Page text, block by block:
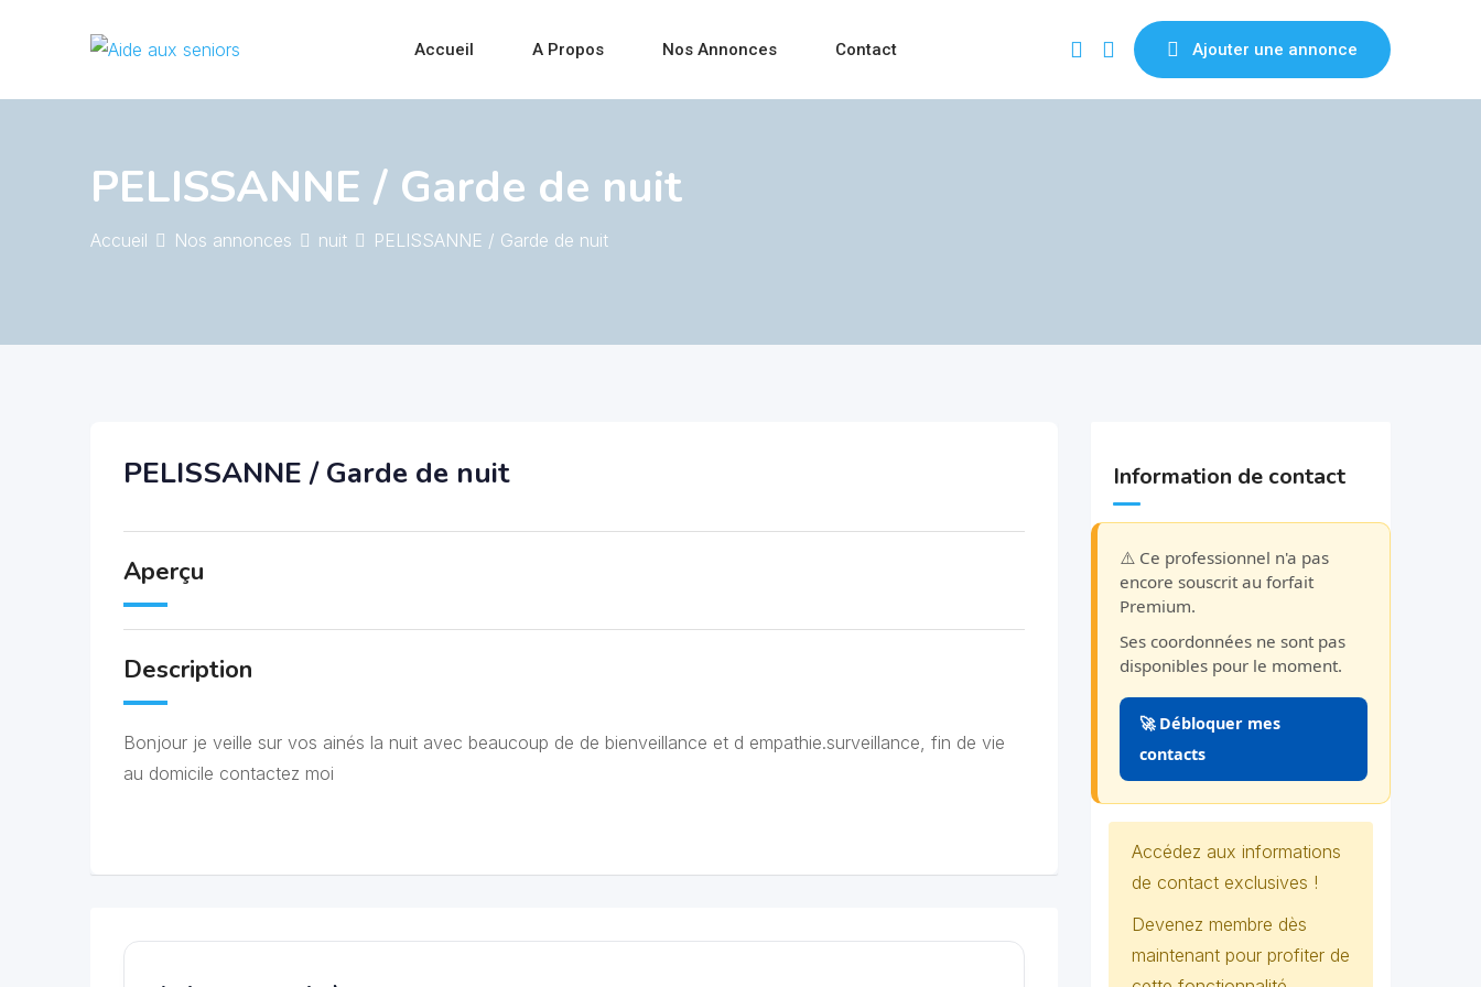
Accueil A Propos Nos Annonces Contact Ajouter une annonce
PELISSANNE / Garde de nuit
Accueil Nos annonces nuit PELISSANNE / Garde de nuit
PELISSANNE / Garde de nuit
Aperçu
Description
Bonjour je veille sur vos ainés la nuit avec beaucoup de de bienveillance et d empathie.surveillance, fin de vie
au domicile contactez moi
Information de contact
⚠️ Ce professionnel n'a pas
encore souscrit au forfait
Premium.
Ses coordonnées ne sont pas
disponibles pour le moment.
🚀 Débloquer mes
contacts
Accédez aux informations
de contact exclusives !
Devenez membre dès
maintenant pour profiter de